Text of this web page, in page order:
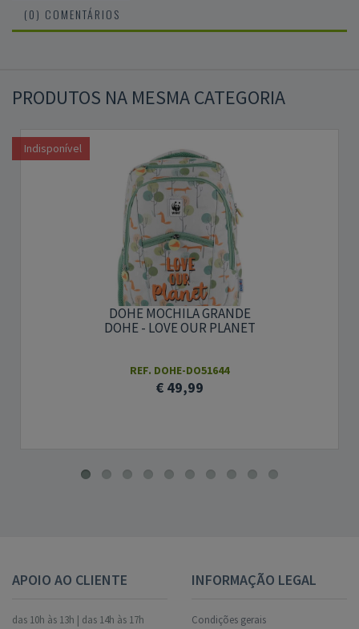
(0) COMENTÁRIOS
PRODUTOS NA MESMA CATEGORIA
Indisponível
DOHE MOCHILA GRANDE
DOHE - LOVE OUR PLANET
REF. DOHE-DO51644
€ 49,99
APOIO AO CLIENTE
das 10h às 13h | das 14h às 17h
INFORMAÇÃO LEGAL
Condições gerais